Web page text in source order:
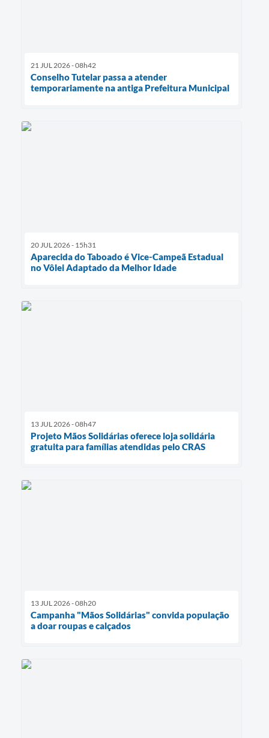
21 JUL 2026 - 08h42
Conselho Tutelar passa a atender
temporariamente na antiga Prefeitura Municipal
20 JUL 2026 - 15h31
Aparecida do Taboado é Vice-Campeã Estadual
no Vôlei Adaptado da Melhor Idade
13 JUL 2026 - 08h47
Projeto Mãos Solidárias oferece loja solidária
gratuita para famílias atendidas pelo CRAS
13 JUL 2026 - 08h20
Campanha "Mãos Solidárias" convida população
a doar roupas e calçados